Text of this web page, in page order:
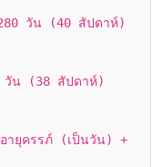
วัน (40 สัปดาห์)
วัน (38 สัปดาห์)
ายุครรภ์ (เป็นวัน) +